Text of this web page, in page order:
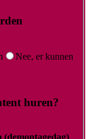
Nee, er kunnen
huren?